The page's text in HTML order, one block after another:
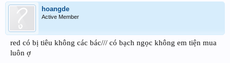
hoangde
Active Member
red có bị tiêu không các bác/// có bạch ngọc không em tiện mua
luôn ợ